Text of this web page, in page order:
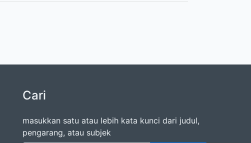
Cari
masukkan satu atau lebih kata kunci dari judul,
pengarang, atau subjek